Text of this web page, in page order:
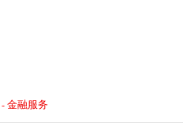
- 金融服务